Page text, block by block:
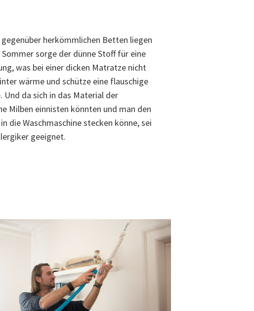
herkömmlichen Betten liegen
sorge der dünne Stoff für eine
was bei einer dicken Matratze nicht
wärme und schütze eine flauschige
Und da sich in das Material der
Milben einnisten könnten und man den
die Waschmaschine stecken könne, sei
geeignet.